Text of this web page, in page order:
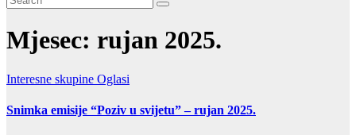
Mjesec: rujan 2025.
Interesne skupine Oglasi
Snimka emisije “Poziv u svijetu” – rujan 2025.